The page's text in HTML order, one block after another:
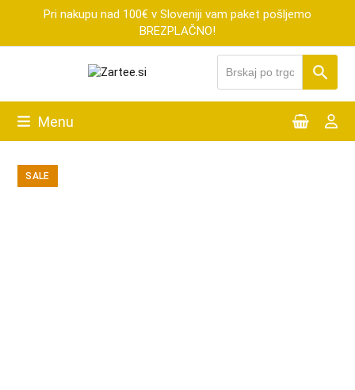
Pri nakupu nad 100€ v Sloveniji vam paket pošljemo
BREZPLAČNO!
Menu
SALE